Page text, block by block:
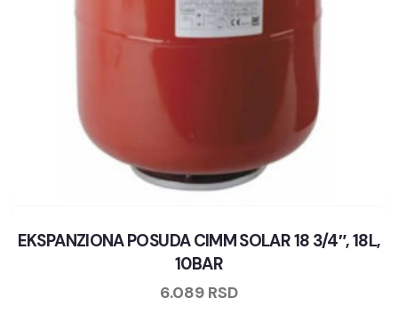
EKSPANZIONA POSUDA CIMM SOLAR 18 3/4″, 18L,
10BAR
6.089 RSD